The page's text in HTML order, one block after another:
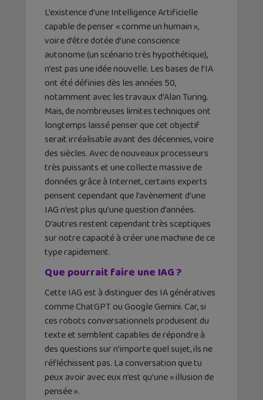
L’existence d’une Intelligence Artificielle
capable de penser « comme un humain »,
voire d’être dotée d’une conscience
autonome (un scénario très hypothétique),
n’est pas une idée nouvelle. Les bases de l’IA
ont été définies dès les années 50,
notamment avec les travaux d’Alan Turing.
Mais, de nombreuses limites techniques ont
longtemps laissé penser que cet objectif
serait irréalisable avant des décennies, voire
des siècles. Avec de nouveaux processeurs
très puissants et une collecte massive de
données grâce à Internet, certains experts
pensent cependant que l’avènement d’une
IAG n’est plus qu’une question d’années.
D’autres restent cependant très sceptiques
sur notre capacité à créer une machine de ce
type rapidement.
Que pourrait faire une IAG ?
Cette IAG est à distinguer des IA génératives
comme ChatGPT ou Google Gemini. Car, si
ces robots conversationnels produisent du
texte et semblent capables de répondre à
des questions sur n’importe quel sujet, ils ne
réfléchissent pas. La conversation que tu
peux avoir avec eux n’est qu’une « illusion de
pensée ».